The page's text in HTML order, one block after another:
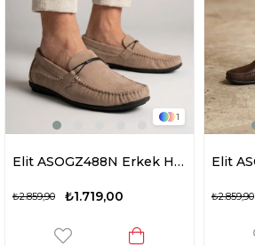
1
Elit ASOGZ488N Erkek Hakiki Deri Casual Ayakkabısı Bej
₺1.719,00
₺2.859,90 ₺2.859,90